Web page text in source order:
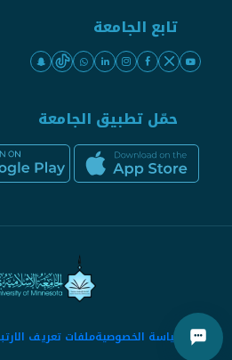
تابع الجامعة
حمّل تطبيق الجامعة
سياسة الخصوصيةملفات تعريف